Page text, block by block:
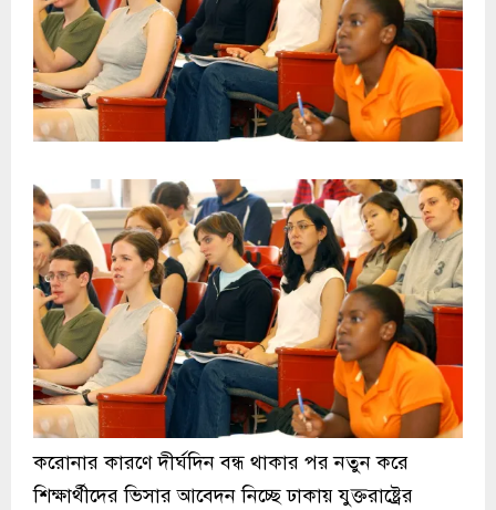
করোনার কারণে দীর্ঘদিন বন্ধ থাকার পর নতুন করে
শিক্ষার্থীদের ভিসার আবেদন নিচ্ছে ঢাকায় যুক্তরাষ্ট্রের